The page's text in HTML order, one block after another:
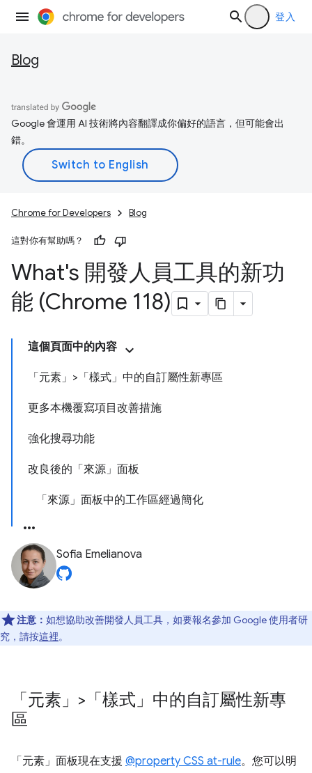
登入
Blog
Google 會運用 AI 技術將內容翻譯成你偏好的語言，但可能會出
錯。
Chrome for Developers Blog
這對你有幫助嗎？
What's 開發人員工具的新功
能 (Chrome 118)
這個頁面中的內容
「元素」>「樣式」中的自訂屬性新專區
更多本機覆寫項目改善措施
強化搜尋功能
改良後的「來源」面板
「來源」面板中的工作區經過簡化
Sofia Emelianova
注意： 如想協助改善開發人員工具，如要報名參加 Google 使用者研
究，請按這裡。
「元素」>「樣式」中的自訂屬性新專
區
「元素」 面板現在支援 @property CSS at-rule。您可以明